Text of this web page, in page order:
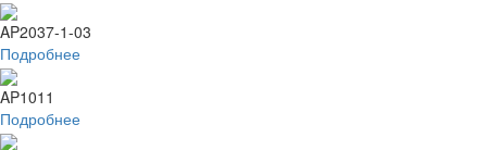
AP2037-1-03
Подробнее
AP1011
Подробнее